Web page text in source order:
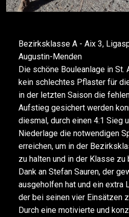
Bezirksklasse A - Aix 3,
Augustin-Menden
Die schöne Bouleanlage in
kein schlechtes Pflaster für
in der letzten Saison die
Aufstieg gesichert werden
diesmal, durch einen 4:1 Sieg
Niederlage die notwendigen
erreichen, um in der
zu halten und in der Klasse zu
Dank an Stefan Sauren, der
ausgeholfen hat und ein extra
der bei seinen vier Einsätzen
Durch eine motivierte und